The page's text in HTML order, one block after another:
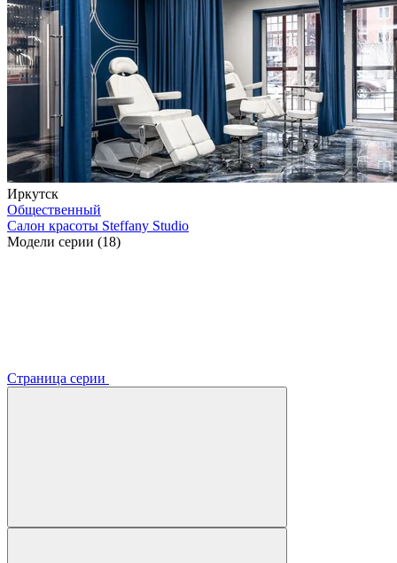
Иркутск
Общественный
Салон красоты Steffany Studio
Модели серии (18)
Страница серии